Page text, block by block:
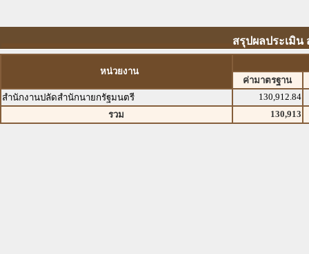
สรุปผลประเมิน
หน่วยงาน
ค่ามาตรฐาน
สำนักงานปลัดสำนักนายกรัฐมนตรี
130,912.84
รวม
130,913